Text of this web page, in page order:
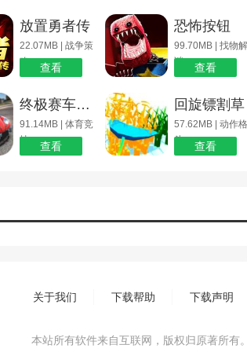
放置勇者传
22.07MB | 战争策
略
查看
恐怖按钮
99.70MB | 找物解
谜
查看
终极赛车模拟器
91.14MB | 体育竞
技
查看
回旋镖割草
57.62MB | 动作格
斗
查看
关于我们 下载帮助 下载声明
本站所有软件来自互联网，版权归原著所有